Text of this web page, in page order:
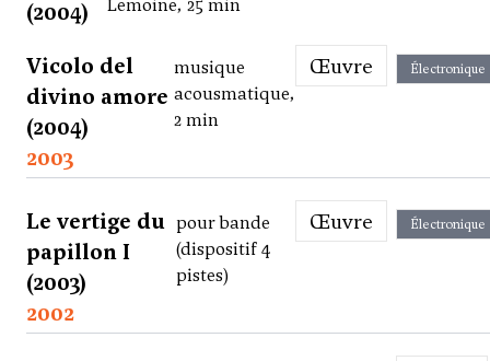
(2004)
Lemoine, 25 min
Vicolo del
divino amore
(2004)
musique
acousmatique,
2 min
Œuvre Électronique
2003
Le vertige du
papillon I
(2003)
pour bande
(dispositif 4
pistes)
Œuvre Électronique
2002